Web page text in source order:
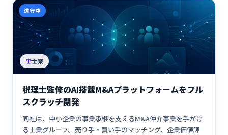
進行中
士業
税理士監修のAI搭載M&Aプラットフォームをフル
スクラッチ開発
同社は、中小企業の事業承継を支えるM&A仲介事業を手がけ
る士業グループ。売り手・買い手のマッチング、企業価値評